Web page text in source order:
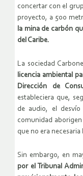
concertar con el
proyecto, a 500
la mina de carbón
del Caribe.
La sociedad
licencia ambiental
Dirección de
estableciera que,
de audio, el
comunidad
que no era necesaria
Sin embargo, en
por el Tribunal